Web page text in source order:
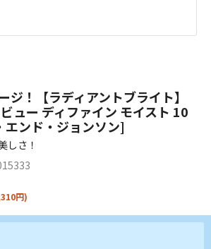
ジ！【ラディアントブライト】
ュー ディファイン モイスト 10
ンド・ジョンソン]
しさ！
円)